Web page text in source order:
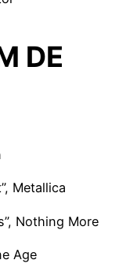
DE
Metallica
Nothing More
Age